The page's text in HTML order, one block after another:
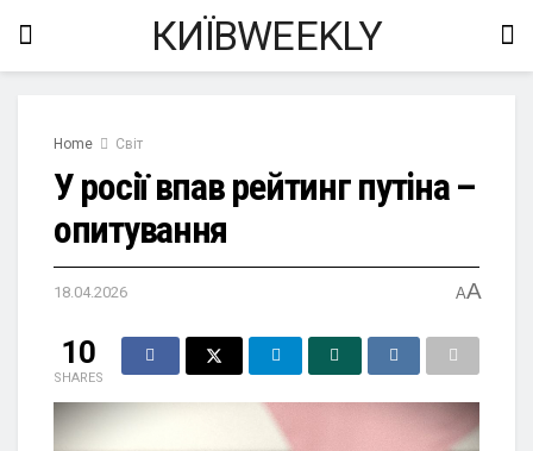
КИЇВWEEKLY
Home Світ
У росії впав рейтинг путіна –
опитування
18.04.2026 AA
10
SHARES